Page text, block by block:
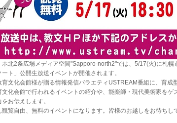
ホ北2条広場メディア空間"Sapporo-north2"では、5/17(火)に札
ート」公開生放送イベントが開催されます。
育文化会館様が贈る情報発信バラエティUSTREAM番組に、育成
文化会館で行われるイベントの紹介や、能楽師・現代美術家をゲ
をお伝えします。
観覧自由、無料のイベントになります。皆様のお越しをお待ちし